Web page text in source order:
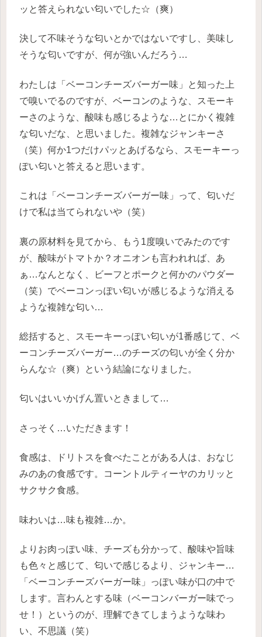
ッと答えられない匂いでした☆（爽）
決して不味そうな匂いとかではないですし、美味し
そうな匂いですが、何が強いんだろう…
わたしは「ベーコンチーズバーガー味」と知った上
で嗅いでるのですが、ベーコンのような、スモーキ
ーさのような、酸味も感じるような…とにかく複雑
な匂いだな、と思いました。複雑なジャンキーさ
（笑）何か1つだけパッとあげるなら、スモーキーっ
ぽい匂いと答えると思います。
これは「ベーコンチーズバーガー味」って、匂いだ
けで私は当てられないや（笑）
裏の原材料を見てから、もう1度嗅いでみたのです
が、酸味がトマトか？オニオンも言われれば、あ
ぁ…なんとなく、ビーフとポークと何かのパウダー
（笑）でベーコンっぽい匂いが感じるような消える
ような複雑な匂い…
総括すると、スモーキーっぽい匂いが1番感じて、ベ
ーコンチーズバーガー…のチーズの匂いが全く分か
らんな☆（爽）という結論になりました。
匂いはいいかげん置いときまして…
さっそく…いただきます！
食感は、ドリトスを食べたことがある人は、おなじ
みのあの食感です。コーントルティーヤのカリッと
サクサク食感。
味わいは…味も複雑…か。
よりお肉っぽい味、チーズも分かって、酸味や旨味
も色々と感じて、匂いで感じるより、ジャンキー…
「ベーコンチーズバーガー味」っぽい味が口の中で
します。言わんとする味（ベーコンバーガー味でっ
せ！）というのが、理解できてしまうような味わ
い、不思議（笑）